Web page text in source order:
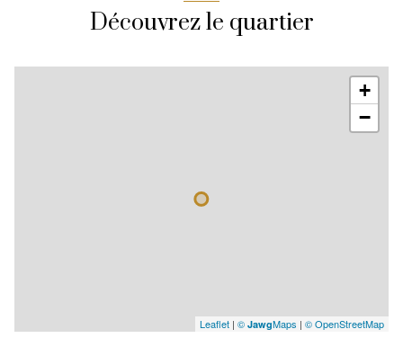
Découvrez le quartier
+
−
Leaflet | © JawgMaps | © OpenStreetMap